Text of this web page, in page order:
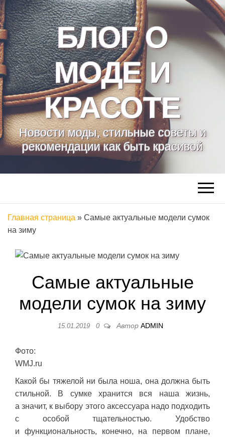
БЛОГ О
МОДЕ И
КРАСОТЕ
Новости моды, стильные советы и
рекомендации как быть красивой
Главная страница » Самые актуальные модели сумок
на зиму
Самые актуальные
модели сумок на зиму
15.01.2019 0 Автор ADMIN
Фото:
WMJ.ru
Какой бы тяжелой ни была ноша, она должна быть
стильной. В сумке хранится вся наша жизнь,
а значит, к выбору этого аксессуара надо подходить
с особой тщательностью. Удобство
и функциональность, конечно, на первом плане,